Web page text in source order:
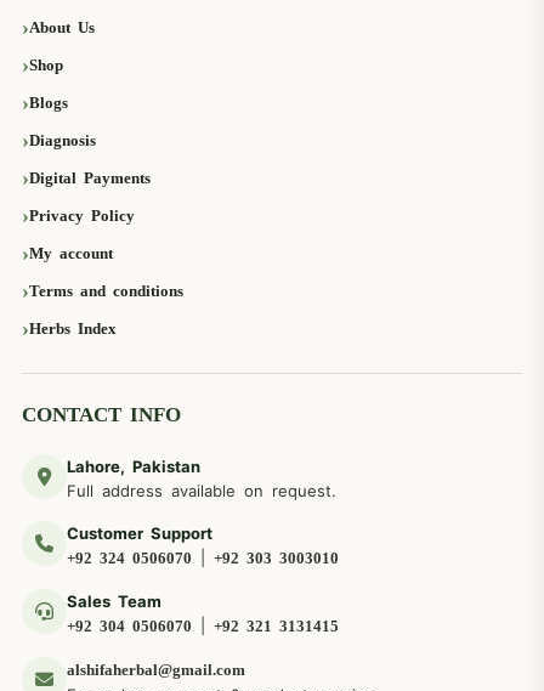
About Us
Shop
Blogs
Diagnosis
Digital Payments
Privacy Policy
My account
Terms and conditions
Herbs Index
CONTACT INFO
Lahore, Pakistan
Full address available on request.
Customer Support
+92 324 0506070 +92 303 3003010
Sales Team
+92 304 0506070 +92 321 3131415
alshifaherbal@gmail.com